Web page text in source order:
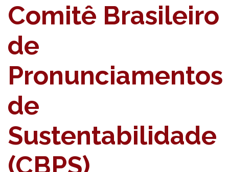
Comitê Brasileiro
de
Pronunciamentos
de
Sustentabilidade
(CBPS)